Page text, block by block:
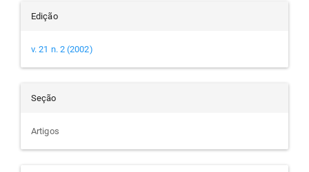
Edição
v. 21 n. 2 (2002)
Seção
Artigos